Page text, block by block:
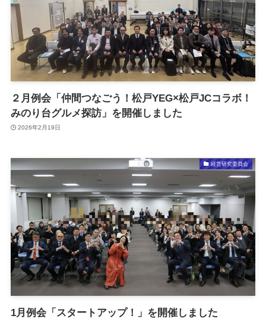
２月例会「仲間つなごう！松戸YEG×松戸JCコラボ！
みのり台グルメ探訪」を開催しました
2026年2月19日
経営研究委員会
1月例会「スタートアップ！」を開催しました